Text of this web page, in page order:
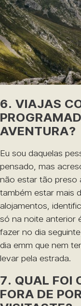
6. VIAJAS
AVENTURA?
Eu sou daquelas
pensado, mas
não estar tão preso
também estar mais
alojamentos,
só na noite anterior
fazer no dia
dia emm que nem
levar pela estrada.
7. QUAL FOI
FORA DE